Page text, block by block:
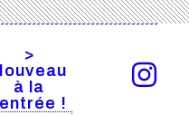
>
à la
!